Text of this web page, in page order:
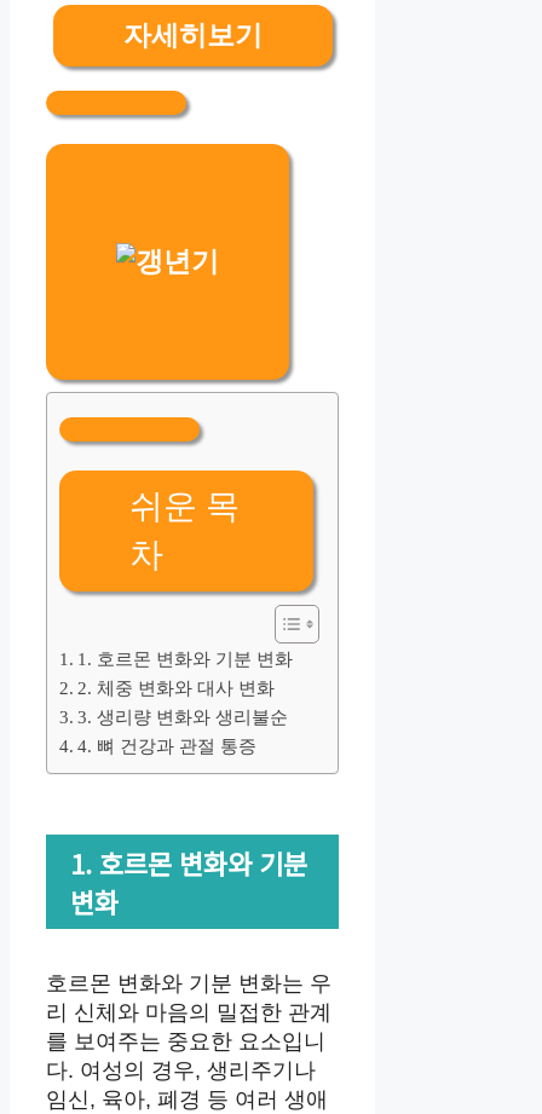
자세히보기
쉬운 목
차
1. 호르몬 변화와 기분 변화
2. 체중 변화와 대사 변화
3. 생리량 변화와 생리불순
4. 뼈 건강과 관절 통증
1. 호르몬 변화와 기분
변화
호르몬 변화와 기분 변화는 우
리 신체와 마음의 밀접한 관계
를 보여주는 중요한 요소입니
다. 여성의 경우, 생리주기나
임신, 육아, 폐경 등 여러 생애